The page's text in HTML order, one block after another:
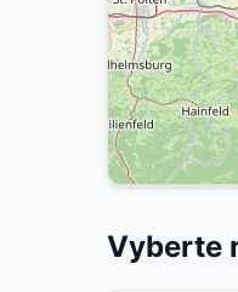
Vyberte